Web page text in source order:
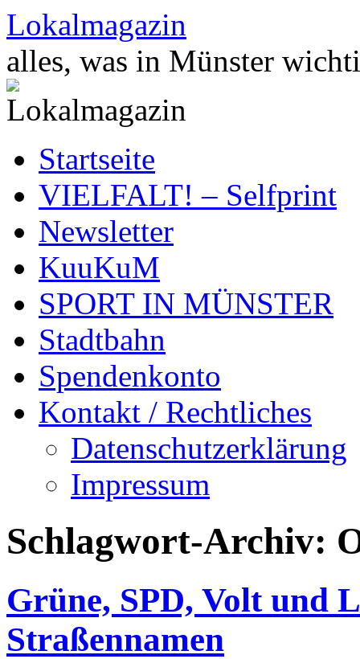
Zum
Inhalt
springen
Lokalmagazin
alles, was in Münster
Startseite
VIELFALT! – Selfprint
Newsletter
KuuKuM
SPORT IN MÜNSTER
Stadtbahn
Spendenkonto
Kontakt / Rechtliches
Datenschutzerklärung
Impressum
Schlagwort-Archiv:
Grüne, SPD, Volt und
Straßennamen